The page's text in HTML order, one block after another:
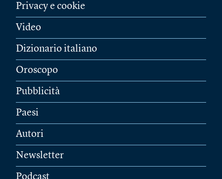
Privacy e cookie
Video
Dizionario italiano
Oroscopo
Pubblicità
Paesi
Autori
Newsletter
Podcast